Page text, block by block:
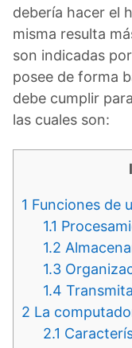
debería hacer el
misma resulta
son indicadas por
posee de forma
debe cumplir
las cuales son:
1 Funciones de
1.1
1.2
1.3
1.4
2 La
2.1